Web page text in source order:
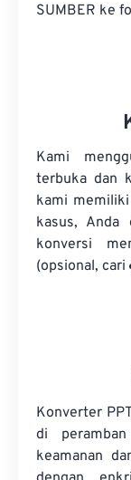
SUMBER ke
Kami
terbuka dan
kami
kasus, Anda
konversi
(opsional, cari
Konverter
di
keamanan